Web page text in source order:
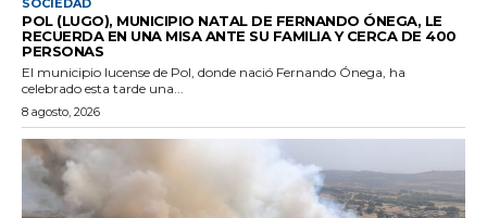
SOCIEDAD
POL (LUGO), MUNICIPIO NATAL DE FERNANDO ÓNEGA, LE
RECUERDA EN UNA MISA ANTE SU FAMILIA Y CERCA DE 400
PERSONAS
El municipio lucense de Pol, donde nació Fernando Ónega, ha
celebrado esta tarde una...
8 agosto, 2026